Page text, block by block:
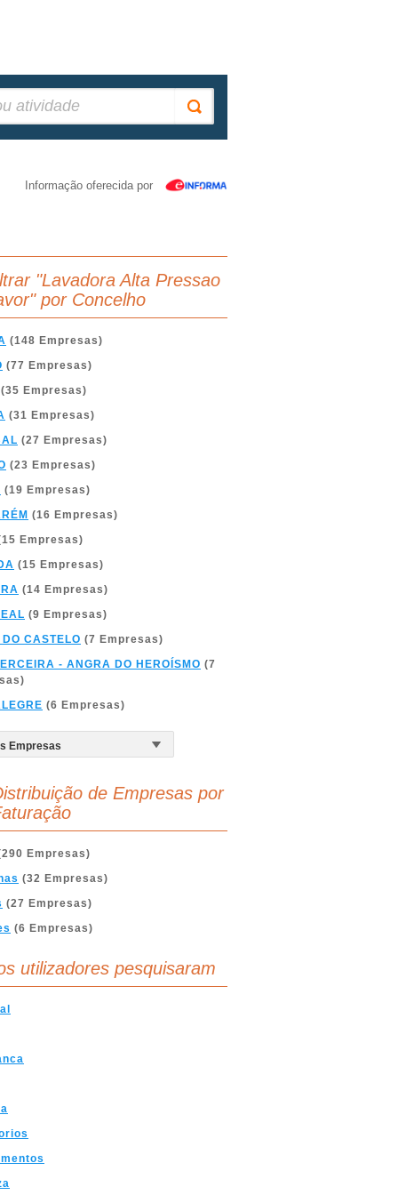
Informação oferecida por
"Lavadora Alta Pressao
por Concelho
(148 Empresas)
(77 Empresas)
Empresas)
(31 Empresas)
(27 Empresas)
(23 Empresas)
(19 Empresas)
(16 Empresas)
Empresas)
(15 Empresas)
(14 Empresas)
(9 Empresas)
CASTELO (7 Empresas)
- ANGRA DO HEROÍSMO (7
(6 Empresas)
de Empresas por
Empresas)
(32 Empresas)
(27 Empresas)
(6 Empresas)
utilizadores pesquisaram